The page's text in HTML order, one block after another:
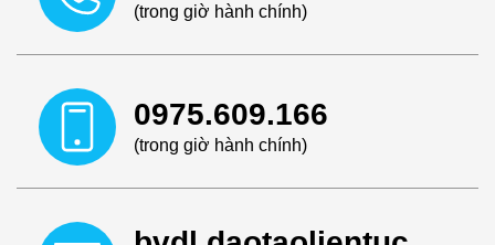
(trong giờ hành chính)
0975.609.166
(trong giờ hành chính)